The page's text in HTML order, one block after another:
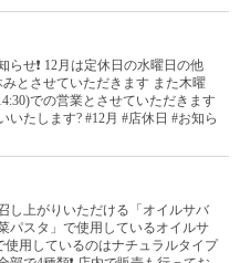
らせ❗️ 12月は定休日の水曜日の他
みとさせていただきます また木曜
での営業とさせていただきます
いたします? #12月 #店休日 #お知ら
し上がりいただける「オイルサバ
パスタ」で使用しているオイルサ
使用しているのはナチュラルタイプ